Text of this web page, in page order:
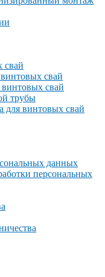
свай
свай
свай
трубы
для винтовых свай
данных
персональных